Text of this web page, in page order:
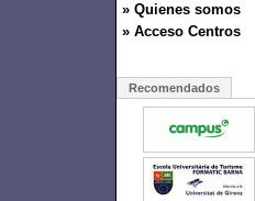
» Quienes somos
» Acceso Centros
Recomendados